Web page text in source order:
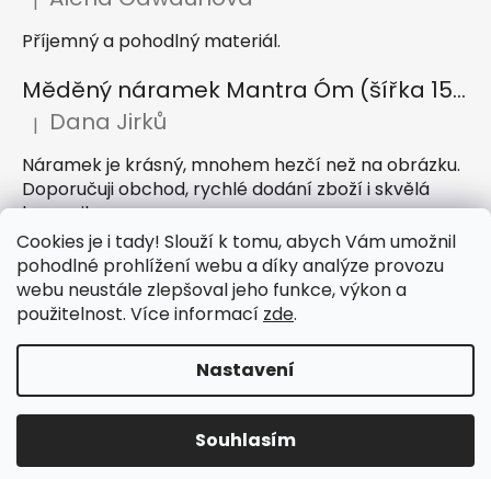
Cookies je i tady! Slouží k tomu, abych Vám umožnil
pohodlné prohlížení webu a díky analýze provozu
webu neustále zlepšoval jeho funkce, výkon a
použitelnost. Více informací zde.
Nastavení
Souhlasím
Hodnocení produktu je 5 z 5 hvězdiček.
Příjemný a pohodlný materiál.
Měděný náramek Mantra Óm (šířka 15 mm)
Hodnocení produktu je 5 z 5 hvězdiček.
| Dana Jirků
Náramek je krásný, mnohem hezčí než na obrázku.
Doporučuji obchod, rychlé dodání zboží i skvělá
komunikace
Hodnocení produktu je 5 z 5 hvězdiček.
| Petra Hejátková
Vytvořil Shoptet
IndickeSaty.cz
vyhrazena.